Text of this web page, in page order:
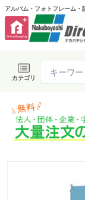
アルバム・フォトフレーム
カテゴリ